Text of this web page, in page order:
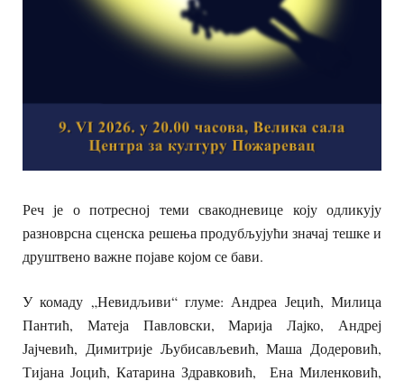
Реч је о потресној теми свакодневице коју одликују
разноврсна сценска решења продубљујући значај тешке и
друштвено важне појаве којом се бави.
У комаду „Невидљиви“ глуме: Андреа Јецић, Милица
Пантић, Матеја Павловски, Марија Лајко, Андреј
Јајчевић, Димитрије Љубисављевић, Маша Додеровић,
Тијана Јоцић, Катарина Здравковић, Ена Миленковић,